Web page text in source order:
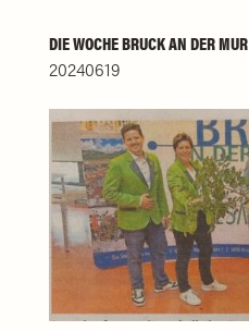
DIE WOCHE BRUCK AN DER
20240619